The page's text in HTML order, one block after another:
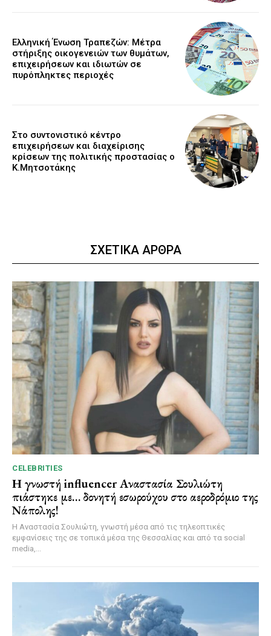
Ελληνική Ένωση Τραπεζών: Μέτρα
στήριξης οικογενειών των θυμάτων,
επιχειρήσεων και ιδιωτών σε
πυρόπληκτες περιοχές
Στο συντονιστικό κέντρο
επιχειρήσεων και διαχείρισης
κρίσεων της πολιτικής προστασίας ο
Κ.Μητσοτάκης
ΣΧΕΤΙΚΑ ΑΡΘΡΑ
CELEBRITIES
Η γνωστή influencer Αναστασία Σουλιώτη
πιάστηκε με… δονητή εσωρούχου στο αεροδρόμιο της
Νάπολης!
Η Αναστασία Σουλιώτη, γνωστή μέσα από τις τηλεοπτικές
εμφανίσεις της σε τοπικά μέσα της Θεσσαλίας και από τα social
media,...